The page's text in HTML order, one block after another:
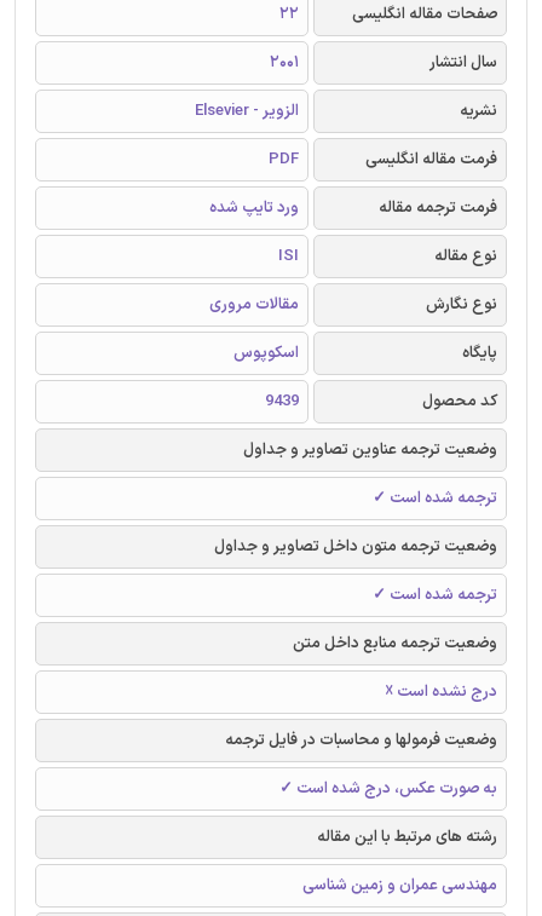
صفحات مقاله انگلیسی
22
سال انتشار
2001
نشریه
الزویر - Elsevier
فرمت مقاله انگلیسی
PDF
فرمت ترجمه مقاله
ورد تایپ شده
نوع مقاله
ISI
نوع نگارش
مقالات مروری
پایگاه
اسکوپوس
کد محصول
9439
وضعیت ترجمه عناوین تصاویر و جداول
ترجمه شده است ✓
وضعیت ترجمه متون داخل تصاویر و جداول
ترجمه شده است ✓
وضعیت ترجمه منابع داخل متن
درج نشده است ☓
وضعیت فرمولها و محاسبات در فایل ترجمه
به صورت عکس، درج شده است ✓
رشته های مرتبط با این مقاله
مهندسی عمران و زمین شناسی